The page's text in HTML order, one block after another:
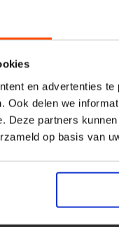
en advertenties
Ook delen we
Deze partners
op basis van
I = 60
GMR0406063B14